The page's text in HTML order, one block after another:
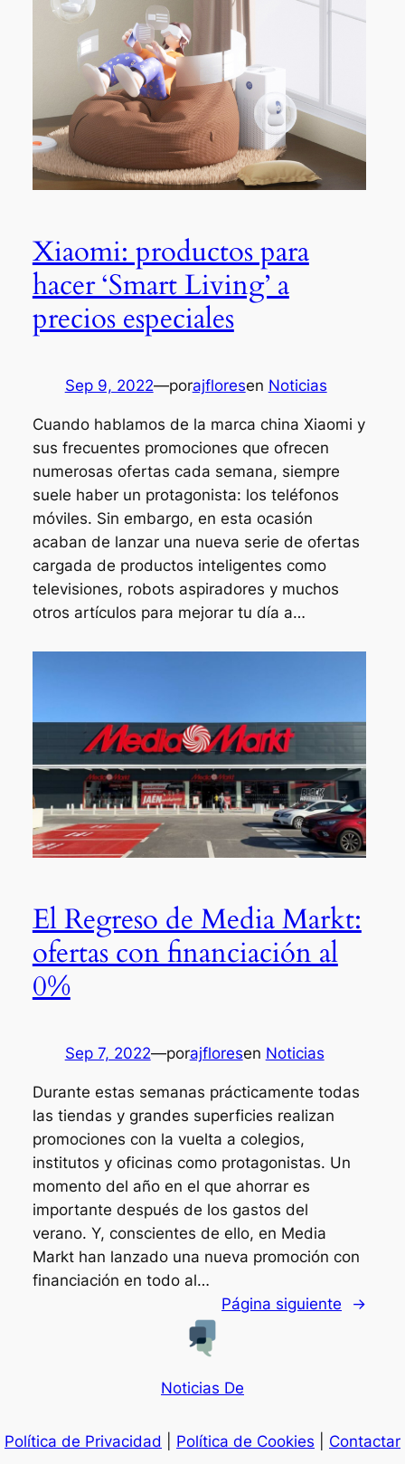
Xiaomi: productos para
hacer ‘Smart Living’ a
precios especiales
Sep 9, 2022—porajfloresen Noticias
Cuando hablamos de la marca china Xiaomi y
sus frecuentes promociones que ofrecen
numerosas ofertas cada semana, siempre
suele haber un protagonista: los teléfonos
móviles. Sin embargo, en esta ocasión
acaban de lanzar una nueva serie de ofertas
cargada de productos inteligentes como
televisiones, robots aspiradores y muchos
otros artículos para mejorar tu día a…
El Regreso de Media Markt:
ofertas con financiación al
0%
Sep 7, 2022—porajfloresen Noticias
Durante estas semanas prácticamente todas
las tiendas y grandes superficies realizan
promociones con la vuelta a colegios,
institutos y oficinas como protagonistas. Un
momento del año en el que ahorrar es
importante después de los gastos del
verano. Y, conscientes de ello, en Media
Markt han lanzado una nueva promoción con
financiación en todo al…
Página siguiente
→
Noticias De
Política de Privacidad Política de Cookies Contactar